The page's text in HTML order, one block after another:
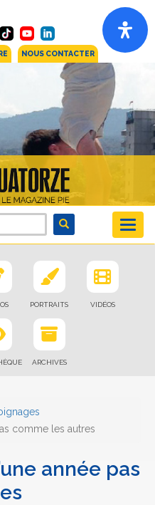
NOUS CONTACTER
PORTRAITS VIDÉOS
ARCHIVES
comme les autres
année pas